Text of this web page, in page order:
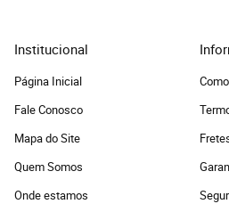
Institucional
Página Inicial
Fale Conosco
Mapa do Site
Quem Somos
Onde estamos